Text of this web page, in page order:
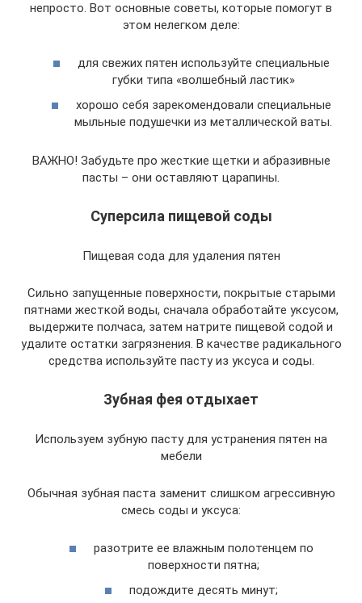
непросто. Вот основные советы, которые помогут в
этом нелегком деле:
для свежих пятен используйте специальные
губки типа «волшебный ластик»
хорошо себя зарекомендовали специальные
мыльные подушечки из металлической ваты.
ВАЖНО! Забудьте про жесткие щетки и абразивные
пасты – они оставляют царапины.
Суперсила пищевой соды
Пищевая сода для удаления пятен
Сильно запущенные поверхности, покрытые старыми
пятнами жесткой воды, сначала обработайте уксусом,
выдержите полчаса, затем натрите пищевой содой и
удалите остатки загрязнения. В качестве радикального
средства используйте пасту из уксуса и соды.
Зубная фея отдыхает
Используем зубную пасту для устранения пятен на
мебели
Обычная зубная паста заменит слишком агрессивную
смесь соды и уксуса:
разотрите ее влажным полотенцем по
поверхности пятна;
подождите десять минут;